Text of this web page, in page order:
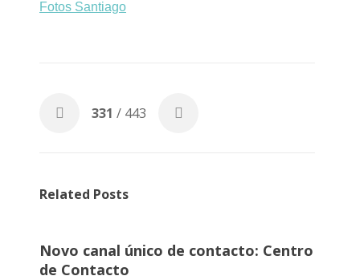
Fotos Santiago
331 / 443
Related Posts
Novo canal único de contacto: Centro
de Contacto